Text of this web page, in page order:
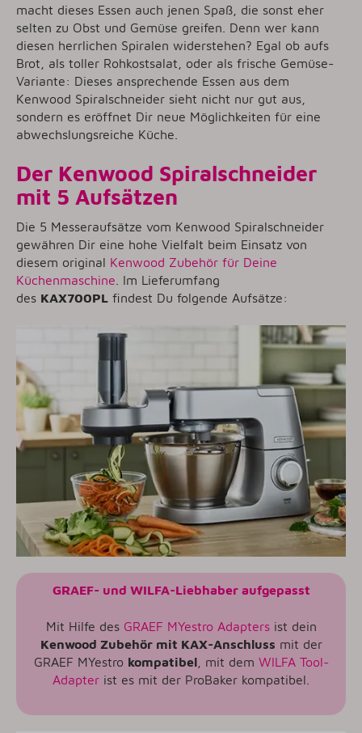
macht dieses Essen auch jenen Spaß, die sonst eher
selten zu Obst und Gemüse greifen. Denn wer kann
diesen herrlichen Spiralen widerstehen? Egal ob aufs
Brot, als toller Rohkostsalat, oder als frische Gemüse-
Variante: Dieses ansprechende Essen aus dem
Kenwood Spiralschneider sieht nicht nur gut aus,
sondern es eröffnet Dir neue Möglichkeiten für eine
abwechslungsreiche Küche.
Der Kenwood Spiralschneider
mit 5 Aufsätzen
Die 5 Messeraufsätze vom Kenwood Spiralschneider
gewähren Dir eine hohe Vielfalt beim Einsatz von
diesem original Kenwood Zubehör für Deine
Küchenmaschine . Im Lieferumfang
des KAX700PL findest Du folgende Aufsätze:
GRAEF- und WILFA-Liebhaber aufgepasst
Mit Hilfe des GRAEF MYestro Adaptersist dein
Kenwood Zubehör mit KAX-Anschluss mit der
GRAEF MYestro kompatibel, mit dem WILFA Tool-
Adapter ist es mit der ProBaker kompatibel.